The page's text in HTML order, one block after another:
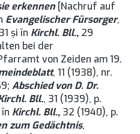
erkennen[Nachruf auf
Evangelischer Fürsorger,
şi în Kirchl. Bll., 29
bei der
von Zeiden am 19.
, 11 (1938), nr.
Abschied von D. Dr.
Bll., 31 (1939), p.
Kirchl. Bll., 32 (1940), p.
zum Gedächtnis,